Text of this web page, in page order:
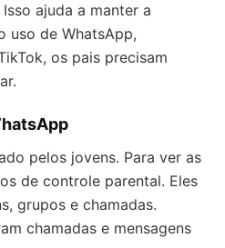
ajuda a manter a
uso de WhatsApp,
os pais precisam
pelos jovens. Para ver as
de controle parental. Eles
grupos e chamadas.
chamadas e mensagens